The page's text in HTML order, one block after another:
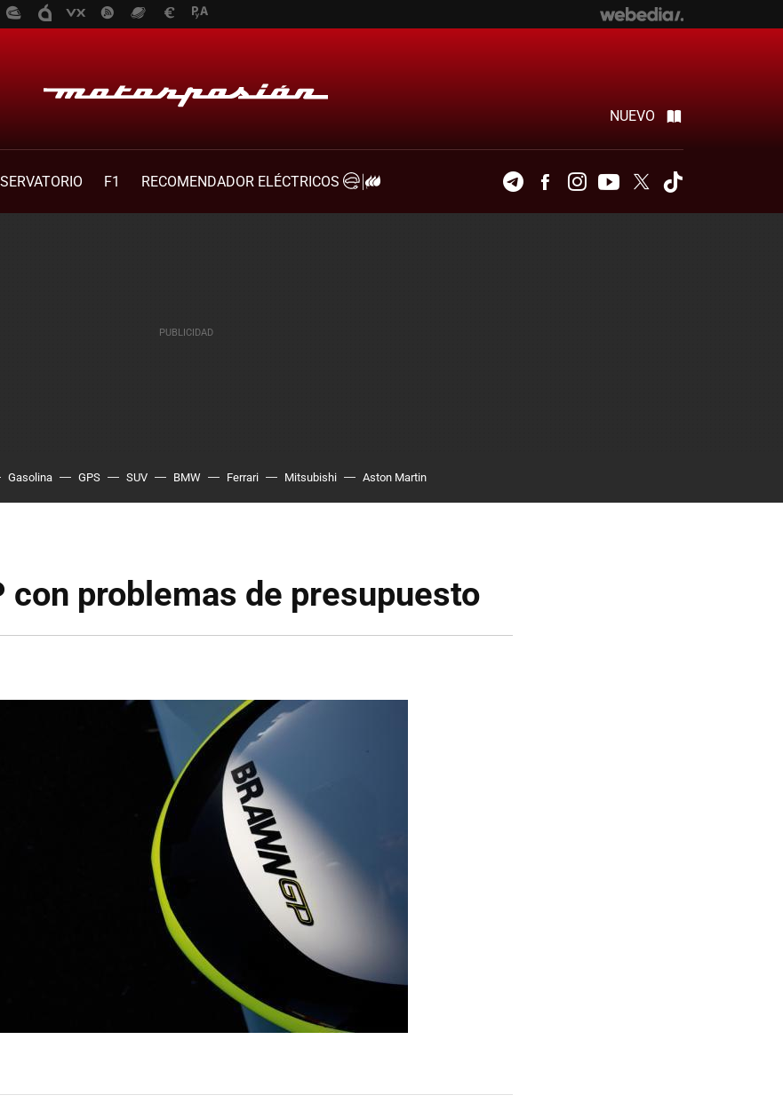
NUEVO
F1
RECOMENDADOR ELÉCTRICOS
TelegramFacebookInstagramYoutubeTwitter
Gasolina GPS SUV BMW Ferrari Mitsubishi Aston Martin
con problemas de presupuesto